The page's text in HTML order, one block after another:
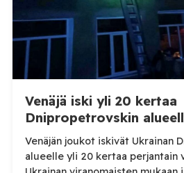
Venäjä iski yli 20 kertaa
Dnipropetrovskin
Venäjän joukot iskivät Ukrainan
alueelle yli 20 kertaa perjantain